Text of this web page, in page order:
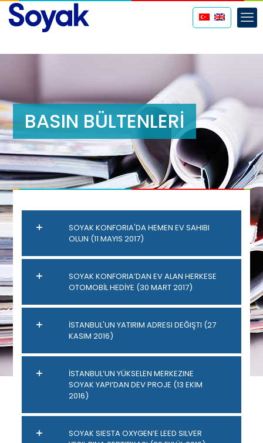
BASIN BÜLTENLERİ
SOYAK KONFORIA'DA HEMEN EV SAHIBI
OLUN (11 MAYIS 2017)
SOYAK KONFORIA’DAN EV ALAN HERKESE
OTOMOBİL HEDİYE (30 MART 2017)
İSTANBUL'UN YATIRIM ADRESI DEĞIŞTI (27
KASIM 2016)
İSTANBUL’UN YÜKSELEN MERKEZINE
SOYAK YAPI’DAN DEV PROJE (13 EKIM
2016)
SOYAK SIESTA OXYGEN’E LEED SILVER